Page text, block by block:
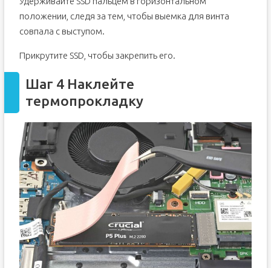
положении, следя за тем, чтобы выемка для винта
совпала с выступом.
Прикрутите SSD, чтобы закрепить его.
Шаг 4 Наклейте
термопрокладку